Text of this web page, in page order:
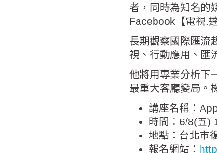
者，同時為知名的
Facebook【電視.
長期觀察國際匯流
視、行動應用、匯
他將用專業分析下
最重大客廳變局。
講座名稱：
時間：6/8(五)
地點：台北市
報名網站：